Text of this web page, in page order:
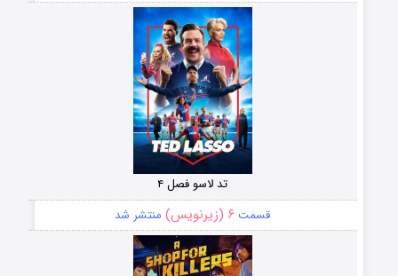
تد لاسو فصل ۴
قسمت ۶ (زیرنویس) منتشر شد